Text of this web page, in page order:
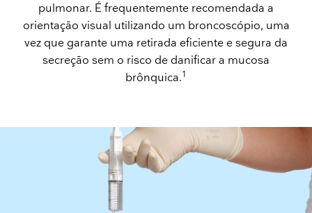
pulmonar. É frequentemente recomendada a
orientação visual utilizando um broncoscópio, uma
vez que garante uma retirada eficiente e segura da
secreção sem o risco de danificar a mucosa
brônquica.1